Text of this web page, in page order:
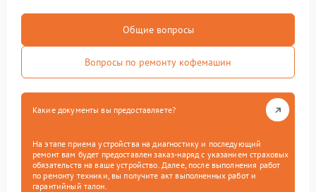
Общие вопросы
Вопросы по ремонту кофемашин
Какие документы вы предоставляете?
На этапе приема устройства на диагностику и последующий
ремонт вам будет предоставлен заказ-наряд с указанием страховых
обязательств на ваше устройство. Далее, после выполнения работ
по ремонту техники, вы получите акт выполненных работ и
гарантийный талон.